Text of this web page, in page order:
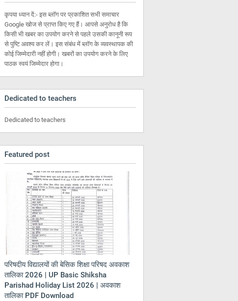
कृपया ध्यान दें:- इस ब्लॉग पर प्रकाशित सभी समाचार
Google खोज से प्राप्त किए गए हैं। आपसे अनुरोध है कि
किसी भी खबर का उपयोग करने से पहले उसकी कानूनी रूप
से पुष्टि अवश्य कर लें। इस संबंध में ब्लॉग के व्यवस्थापक की
कोई जिम्मेदारी नहीं होगी। खबरों का उपयोग करने के लिए
पाठक स्वयं जिम्मेदार होगा।
Dedicated to teachers
Dedicated to teachers
Featured post
परिषदीय विद्यालयों की बेसिक शिक्षा परिषद अवकाश
तालिका 2026 | UP Basic Shiksha
Parishad Holiday List 2026 | अवकाश
तालिका PDF Download